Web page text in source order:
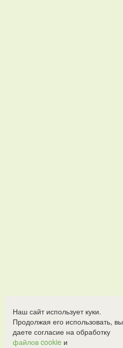
Наш сайт использует куки.
Продолжая его использовать, вы
даете согласие на обработку
файлов cookie и